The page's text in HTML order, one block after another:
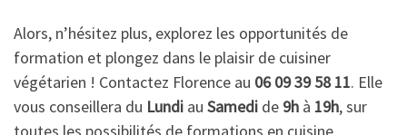
Alors, n’hésitez plus, explorez les opportunités de
formation et plongez dans le plaisir de cuisiner
végétarien ! Contactez Florence au 06 09 39 58 11. Elle
vous conseillera du Lundi au Samedi de 9h à 19h, sur
toutes les possibilités de formations en cuisine